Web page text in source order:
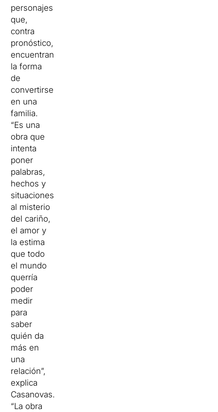
personajes
que,
contra
pronóstico,
encuentran
la forma
de
convertirse
en una
familia.
“Es una
obra que
intenta
poner
palabras,
hechos y
situaciones
al misterio
del cariño,
el amor y
la estima
que todo
el mundo
querría
poder
medir
para
saber
quién da
más en
una
relación”,
explica
Casanovas.
“La obra